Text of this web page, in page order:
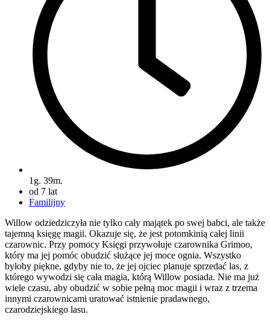
1g. 39m.
od 7 lat
Familijny
Willow odziedziczyła nie tylko cały majątek po swej babci, ale także
tajemną księgę magii. Okazuje się, że jest potomkinią całej linii
czarownic. Przy pomocy Księgi przywołuje czarownika Grimoo,
który ma jej pomóc obudzić służące jej moce ognia. Wszystko
byłoby piękne, gdyby nie to, że jej ojciec planuje sprzedać las, z
którego wywodzi się cała magia, którą Willow posiada. Nie ma już
wiele czasu, aby obudzić w sobie pełną moc magii i wraz z trzema
innymi czarownicami uratować istnienie pradawnego,
czarodziejskiego lasu.